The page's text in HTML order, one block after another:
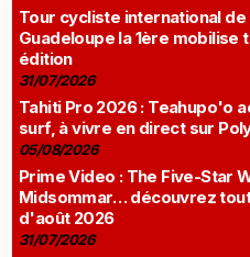
Tour cycliste international de
Guadeloupe la 1ère mobilise
édition
31/07/2026
Tahiti Pro 2026 : Teahupo'o
surf, à vivre en direct sur
05/08/2026
Prime Video : The Five-Star
Midsommar… découvrez
d'août 2026
31/07/2026